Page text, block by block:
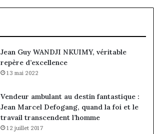
Jean Guy WANDJI NKUIMY, véritable
repère d’excellence
13 mai 2022
Vendeur ambulant au destin fantastique :
Jean Marcel Defogang, quand la foi et le
travail transcendent l’homme
12 juillet 2017